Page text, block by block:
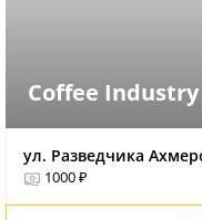
Coffee Industry
ул. Разведчика
1000 ₽